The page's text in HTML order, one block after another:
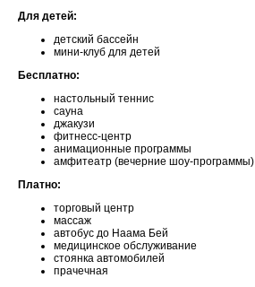
Для детей:
детский бассейн
мини-клуб для детей
Бесплатно:
настольный теннис
сауна
джакузи
фитнесс-центр
анимационные программы
амфитеатр (вечерние шоу-программы)
Платно:
торговый центр
массаж
автобус до Наама Бей
медицинское обслуживание
стоянка автомобилей
прачечная